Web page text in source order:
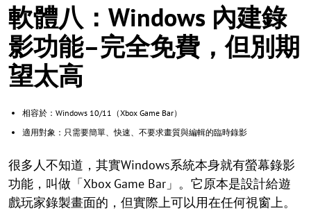
軟體八：Windows 內建錄
影功能–完全免費，但別期
望太高
相容於：Windows 10/11（Xbox Game Bar）
適用對象：只需要簡單、快速、不要求畫質與編輯的臨時錄影
很多人不知道，其實Windows系統本身就有螢幕錄影
功能，叫做「Xbox Game Bar」。它原本是設計給遊
戲玩家錄製畫面的，但實際上可以用在任何視窗上。